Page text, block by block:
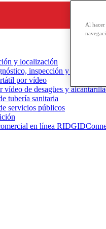
y localización
inspección y localización
por vídeo
vídeo de desagües y
tubería sanitaria
servicios públicos
en línea
Al hacer